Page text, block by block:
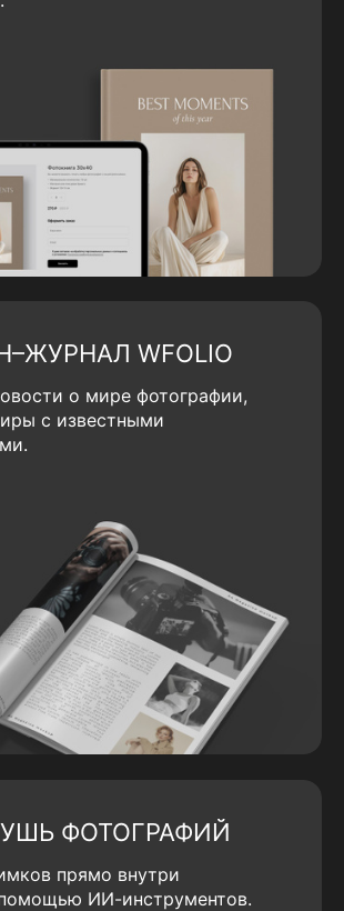
WFOLIO
о мире фотографии,
с известными
ФОТОГРАФИЙ
прямо внутри
ИИ-инструментов.